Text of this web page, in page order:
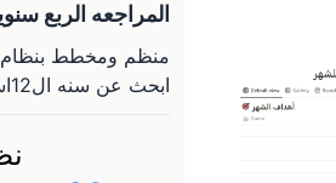
المراجعه الربع
ابحث عن سنه ال12اسبوع